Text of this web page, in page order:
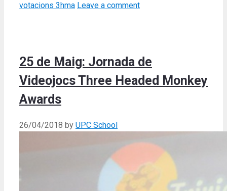
votacions 3hma Leave a comment
25 de Maig: Jornada de
Videojocs Three Headed Monkey
Awards
26/04/2018 by UPC School